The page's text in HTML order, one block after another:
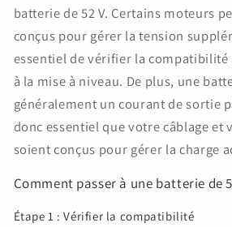
batterie de 52 V. Certains moteurs
conçus pour gérer la tension
essentiel de vérifier la compatibilité
à la mise à niveau. De plus, une
généralement un courant de sortie
donc essentiel que votre câblage et
soient conçus pour gérer la charge
Comment passer à une batterie de
Étape 1 : Vérifier la compatibilité